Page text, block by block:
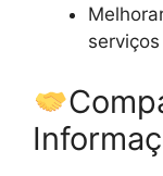
serviços